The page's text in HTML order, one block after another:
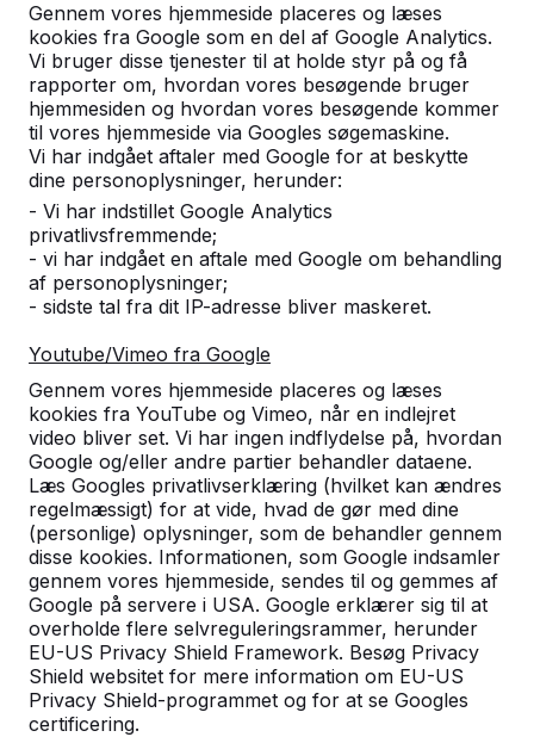
Gennem vores hjemmeside placeres og læses
kookies fra Google som en del af Google Analytics.
Vi bruger disse tjenester til at holde styr på og få
rapporter om, hvordan vores besøgende bruger
hjemmesiden og hvordan vores besøgende kommer
til vores hjemmeside via Googles søgemaskine.
Vi har indgået aftaler med Google for at beskytte
dine personoplysninger, herunder:
- Vi har indstillet Google Analytics
privatlivsfremmende;
- vi har indgået en aftale med Google om behandling
af personoplysninger;
- sidste tal fra dit IP-adresse bliver maskeret.
Youtube/Vimeo fra Google
Gennem vores hjemmeside placeres og læses
kookies fra YouTube og Vimeo, når en indlejret
video bliver set. Vi har ingen indflydelse på, hvordan
Google og/eller andre partier behandler dataene.
Læs Googles privatlivserklæring (hvilket kan ændres
regelmæssigt) for at vide, hvad de gør med dine
(personlige) oplysninger, som de behandler gennem
disse kookies. Informationen, som Google indsamler
gennem vores hjemmeside, sendes til og gemmes af
Google på servere i USA. Google erklærer sig til at
overholde flere selvreguleringsrammer, herunder
EU-US Privacy Shield Framework. Besøg Privacy
Shield websitet for mere information om EU-US
Privacy Shield-programmet og for at se Googles
certificering.
Opdag vores komplette
sortiment
Bordtennisborde -->
Et spillebord for udendørs sjov
hele året rundt. Det er
vejrbestandigt, robust og herfor
et bæredygtigt valg.
Fodvolleyballborde
Fodvolleyball er en
af bordtennis og
Perfekt til skolegården,
campingpladsen eller
offentlige r...